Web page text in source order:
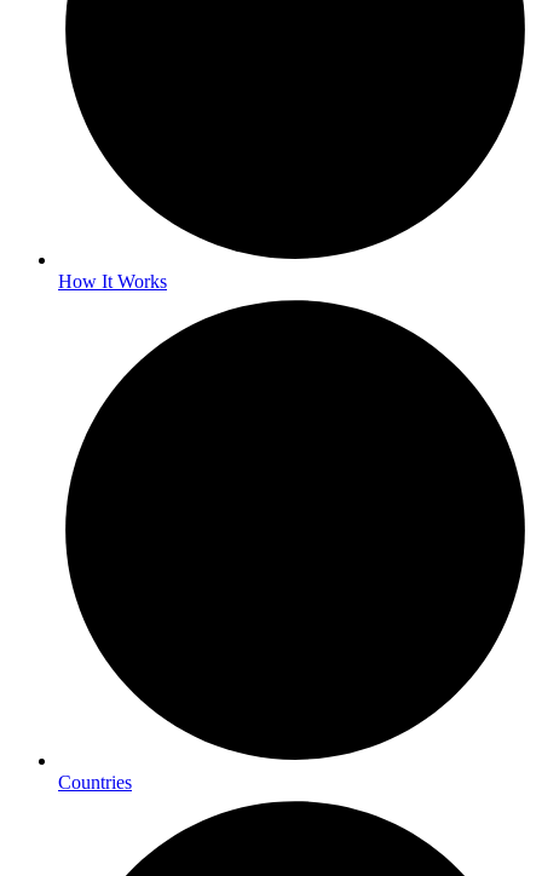
How It Works
Countries